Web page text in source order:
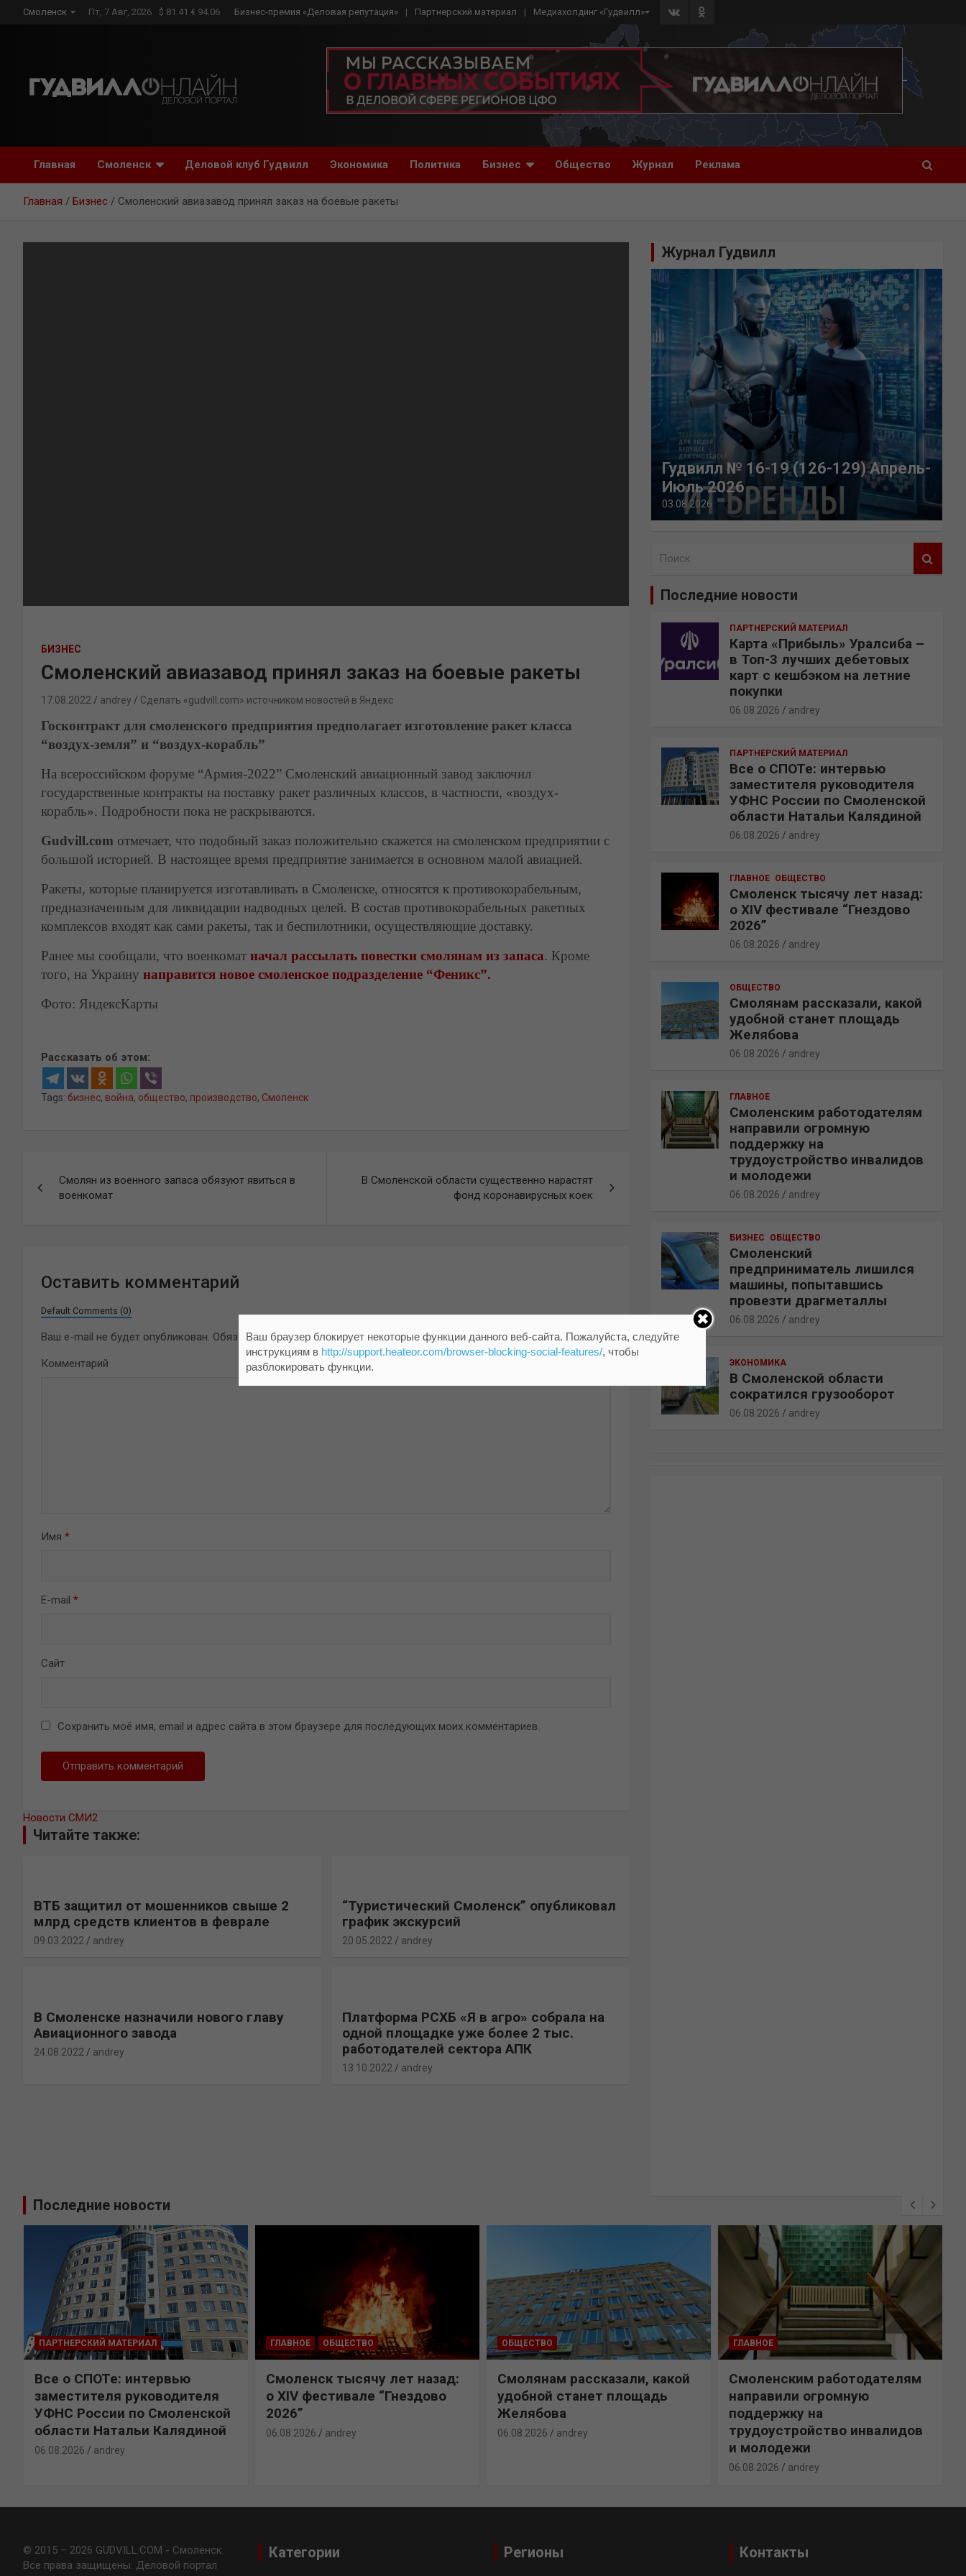
Смоленск Пт, 7 Авг, 2026 $ 81.41 € 94.06 Бизнес-премия «Деловая репутация» Партнерский материал Медиахолдинг «Гудвилл»
Главная Смоленск Деловой клуб Гудвилл Экономика Политика Бизнес Общество Журнал Реклама
Главная Бизнес Смоленский авиазавод принял заказ на боевые ракеты
БИЗНЕС
Смоленский авиазавод принял заказ на боевые ракеты
17.08.2022 andrey Сделать «gudvill.com» источником новостей в Яндекс
Госконтракт для смоленского предприятия предполагает изготовление ракет класса
“воздух-земля” и “воздух-корабль”
На всероссийском форуме “Армия-2022” Смоленский авиационный завод заключил
государственные контракты на поставку ракет различных классов, в частности, «воздух-
корабль». Подробности пока не раскрываются.
Gudvill.com отмечает, что подобный заказ положительно скажется на смоленском предприятии с
большой историей. В настоящее время предприятие занимается в основном малой авиацией.
Ракеты, которые планируется изготавливать в Смоленске, относятся к противокорабельным,
предназначенным для ликвидации надводных целей. В состав противокорабельных ракетных
комплексов входят как сами ракеты, так и беспилотники, осуществляющие доставку.
Ранее мы сообщали, что военкомат начал рассылать повестки смолянам из запаса. Кроме
того, на Украину направится новое смоленское подразделение “Феникс”.
Фото: ЯндексКарты
Рассказать об этом:
Tags: бизнес, война, общество, производство, Смоленск
по
Смолян из военного запаса обязуют явиться в
военкомат
В Смоленской области существенно нарастят
фонд коронавирусных коек
Оставить комментарий
Default Comments (0)
Ваш e-mail не будет опубликован. Обязательные поля помечены *
Комментарий
Имя *
E-mail *
Сайт
Сохранить моё имя, email и адрес сайта в этом браузере для последующих моих комментариев.
Новости СМИ2
Читайте также:
ВТБ защитил от мошенников свыше 2
млрд средств клиентов в феврале
09.03.2022 andrey
“Туристический Смоленск” опубликовал
график экскурсий
20.05.2022 andrey
В Смоленске назначили нового главу
Авиационного завода
24.08.2022 andrey
Платформа РСХБ «Я в агро» собрала на
одной площадке уже более 2 тыс.
работодателей сектора АПК
13.10.2022 andrey
Журнал Гудвилл
Гудвилл № 16-19 (126-129) Апрель-
Июль 2026
03.08.2026
Последние новости
ПАРТНЕРСКИЙ МАТЕРИАЛ
Карта «Прибыль» Уралсиба –
в Топ-3 лучших дебетовых
карт с кешбэком на летние
покупки
06.08.2026 andrey
ПАРТНЕРСКИЙ МАТЕРИАЛ
Все о СПОТе: интервью
заместителя руководителя
УФНС России по Смоленской
области Натальи Калядиной
06.08.2026 andrey
ГЛАВНОЕ ОБЩЕСТВО
Смоленск тысячу лет назад:
о XIV фестивале “Гнездово
2026”
06.08.2026 andrey
ОБЩЕСТВО
Смолянам рассказали, какой
удобной станет площадь
Желябова
06.08.2026 andrey
ГЛАВНОЕ
Смоленским работодателям
направили огромную
поддержку на
трудоустройство инвалидов
и молодежи
06.08.2026 andrey
БИЗНЕС ОБЩЕСТВО
Смоленский
предприниматель лишился
машины, попытавшись
провезти драгметаллы
06.08.2026 andrey
ЭКОНОМИКА
В Смоленской области
сократился грузооборот
06.08.2026 andrey
Последние новости
ПАРТНЕРСКИЙ МАТЕРИАЛ
Все о СПОТе: интервью
заместителя руководителя
УФНС России по Смоленской
области Натальи Калядиной
06.08.2026 andrey
ГЛАВНОЕ ОБЩЕСТВО
Смоленск тысячу лет назад:
о XIV фестивале “Гнездово
2026”
06.08.2026 andrey
ОБЩЕСТВО
Смолянам рассказали, какой
удобной станет площадь
Желябова
06.08.2026 andrey
ГЛАВНОЕ
Смоленским работодателям
направили огромную
поддержку на
трудоустройство инвалидов
и молодежи
06.08.2026 andrey
© 2015 – 2026 GUDVILL.COM - Смоленск.
Все права защищены. Деловой портал
Категории Регионы Контакты
Ваш браузер блокирует некоторые функции данного веб-сайта. Пожалуйста, следуйте
инструкциям в http://support.heateor.com/browser-blocking-social-features/, чтобы
разблокировать функции.